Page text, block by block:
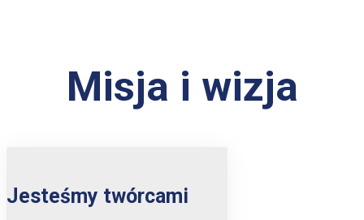
Misja i wizja
Jesteśmy twórcami